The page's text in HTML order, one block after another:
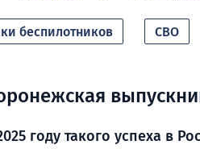
беспилотников СВО
году такого успеха в